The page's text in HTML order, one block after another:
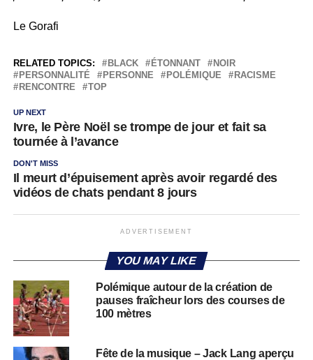
Le Gorafi
RELATED TOPICS: BLACK ÉTONNANT
NOIR
PERSONNALITÉ
PERSONNE POLÉMIQUE
RACISME
RENCONTRE
TOP
UP NEXT
Ivre, le Père Noël se trompe de jour et fait sa
tournée à l’avance
DON'T MISS
Il meurt d’épuisement après avoir regardé des
vidéos de chats pendant 8 jours
ADVERTISEMENT
YOU MAY LIKE
Polémique autour de la création de
pauses fraîcheur lors des courses de
100 mètres
Fête de la musique – Jack Lang aperçu